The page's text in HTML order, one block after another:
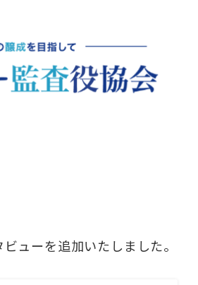
ューを追加いたしました。